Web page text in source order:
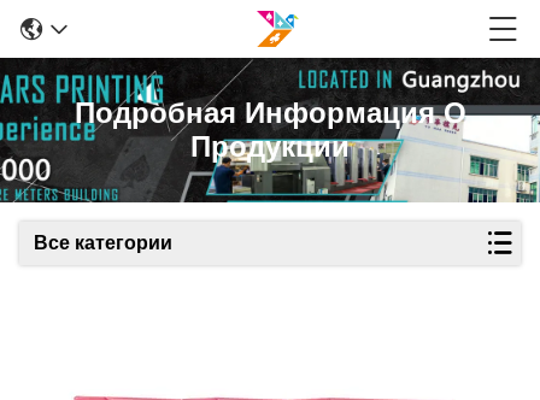
Подробная Информация О
Продукции
Все категории